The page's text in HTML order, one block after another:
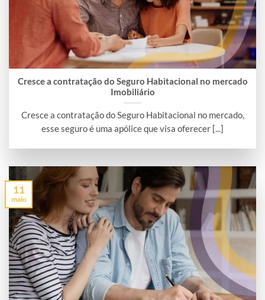
Cresce a contratação do Seguro Habitacional no mercado
Imobiliário
Cresce a contratação do Seguro Habitacional no mercado,
esse seguro é uma apólice que visa oferecer [...]
11
maio